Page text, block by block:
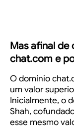
Mas afinal de
chat.com e
O domínio
um valor
Inicialmente, o
Shah,
esse mesmo